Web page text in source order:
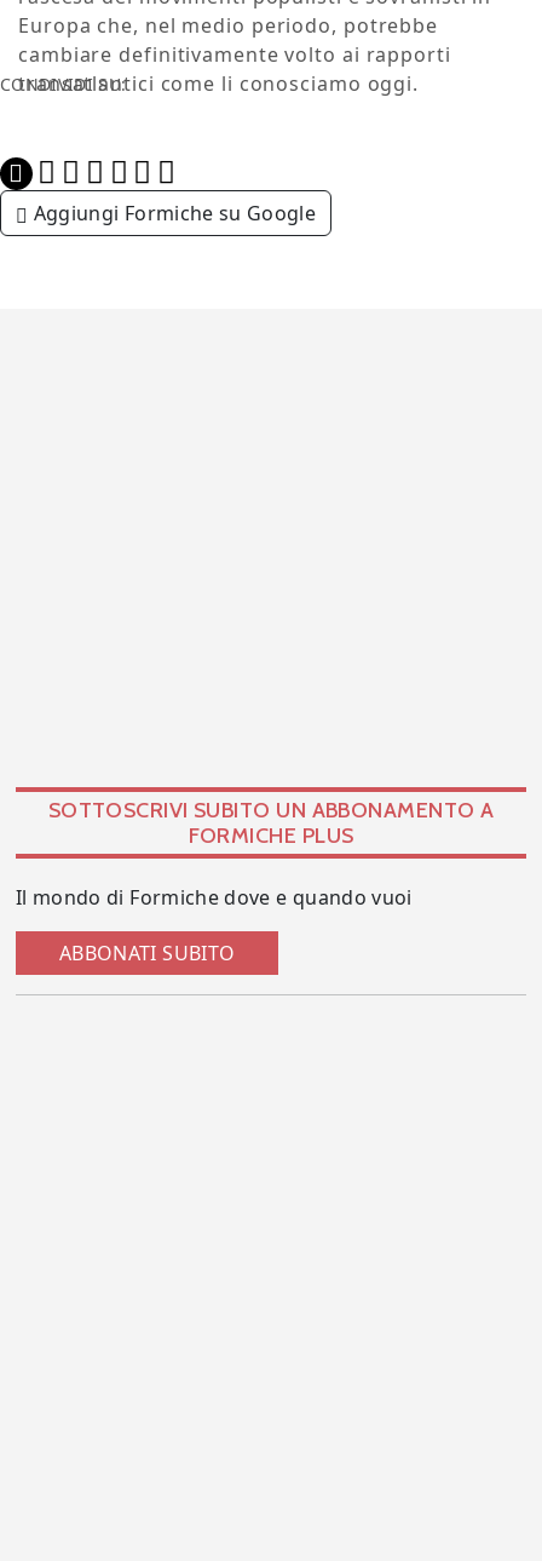
Europa che, nel medio periodo, potrebbe
cambiare definitivamente volto ai rapporti
transatlantici come li conosciamo oggi.
CONDIVIDI SU:
Aggiungi Formiche su Google
SOTTOSCRIVI SUBITO UN ABBONAMENTO A
FORMICHE PLUS
Il mondo di Formiche dove e quando vuoi
ABBONATI SUBITO